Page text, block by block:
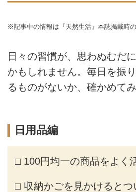
※記事中の情報は『天然生活』本誌掲載時
日々の習慣が、思わぬむだ
かもしれません。毎日を振
るものがないか、確かめてみ
日用品編
□ 100円均一の商品をよく
□ 収納かごを見かけるとつ